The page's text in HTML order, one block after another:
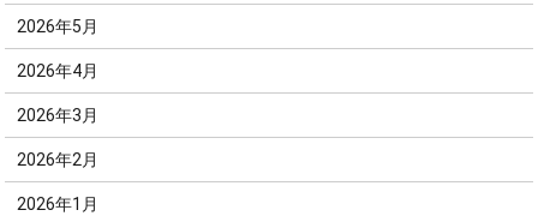
2026年5月
2026年4月
2026年3月
2026年2月
2026年1月